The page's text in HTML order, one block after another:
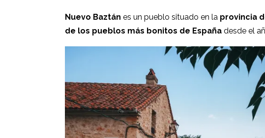
Nuevo Baztán es un pueblo situado en la provincia
de los pueblos más bonitos de España desde el